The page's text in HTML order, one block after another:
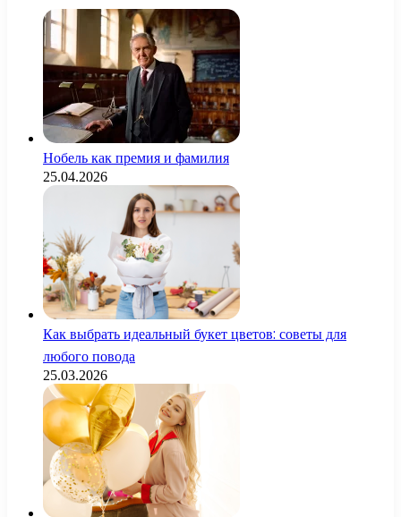
Нобель как премия и фамилия
25.04.2026
Как выбрать идеальный букет цветов: советы для
любого повода
25.03.2026